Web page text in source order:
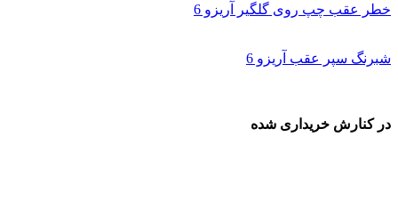
خطر عقب چپ روی گلگیر آریزو 6
شبرنگ سپر عقب آریزو 6
در کنارش خریداری شده